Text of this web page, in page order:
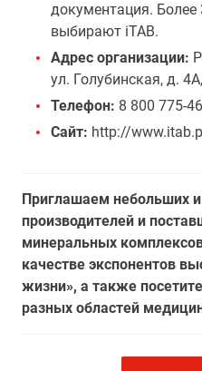
документация. Более
выбирают iTAB.
Адрес организации:
ул. Голубинская, д.
Телефон: 8 800 775-
Сайт: http://
Приглашаем небольших
производителей и
минеральных
качестве экспонентов
жизни», а также
разных областей